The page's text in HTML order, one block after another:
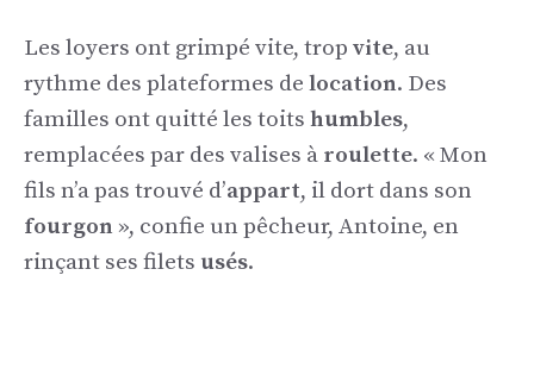
Les loyers ont grimpé vite, trop vite, au
rythme des plateformes de location. Des
familles ont quitté les toits humbles,
remplacées par des valises à roulette. « Mon
fils n’a pas trouvé d’appart, il dort dans son
fourgon », confie un pêcheur, Antoine, en
rinçant ses filets usés.